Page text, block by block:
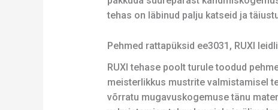
tehas on läbinud palju katseid ja
Pehmed rattapüksid ee3031, RUXI
RUXI tehase poolt turule toodud
meisterlikkus mustrite valmistamisel
võrratu mugavuskogemuse tänu